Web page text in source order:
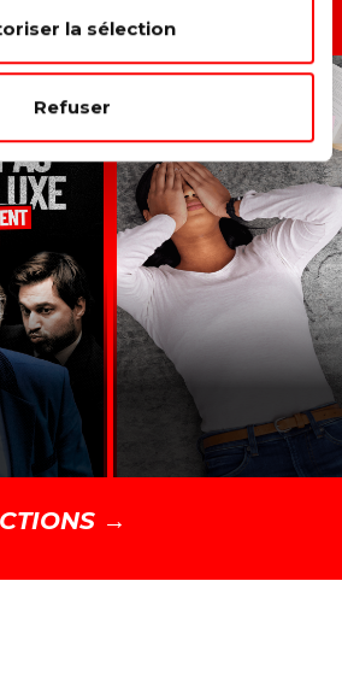
la sélection
Refuser
PAS
MINERVAL
→